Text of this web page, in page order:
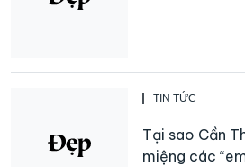
TIN TỨC
Tại sao Cần
miệng các